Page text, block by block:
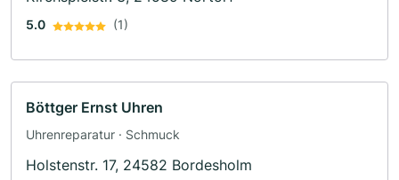
5.0 (1)
Böttger Ernst Uhren
Uhrenreparatur · Schmuck
Holstenstr. 17, 24582 Bordesholm